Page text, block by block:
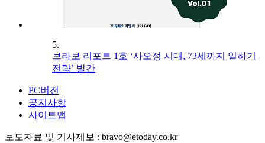
5.
브라보 리포트 1호 ‘사오정 시대, 73세까지 일하기
전략’ 발간
PC버전
공지사항
사이트맵
보도자료 및 기사제보 : bravo@etoday.co.kr